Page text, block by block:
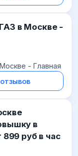
в Москве -
- Главная
отзывов
в
899 руб в час